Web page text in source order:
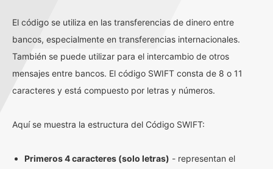
El código se utiliza en las transferencias de dinero entre
bancos, especialmente en transferencias internacionales.
También se puede utilizar para el intercambio de otros
mensajes entre bancos. El código SWIFT consta de 8 o 11
caracteres y está compuesto por letras y números.
Aquí se muestra la estructura del Código SWIFT:
Primeros 4 caracteres (solo letras) - representan el